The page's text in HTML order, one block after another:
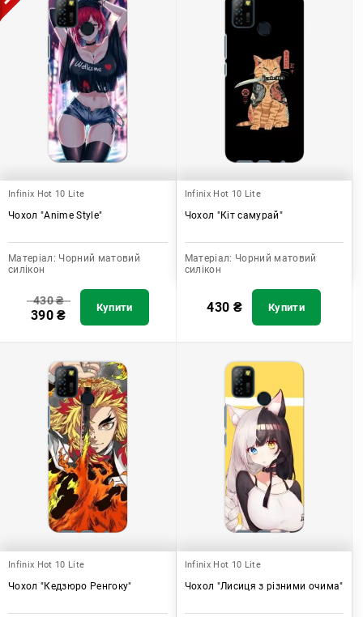
Infinix Hot 10 Lite
Чохол "Anime Style"
Матеріал: Чорний матовий
силікон
430₴
390₴ Купити
Infinix Hot 10 Lite
Чохол "Кіт самурай"
Матеріал: Чорний матовий
силікон
430 ₴ Купити
Infinix Hot 10 Lite
Чохол "Кедзюро Ренгоку"
Infinix Hot 10 Lite
Чохол "Лисиця з різними очима"